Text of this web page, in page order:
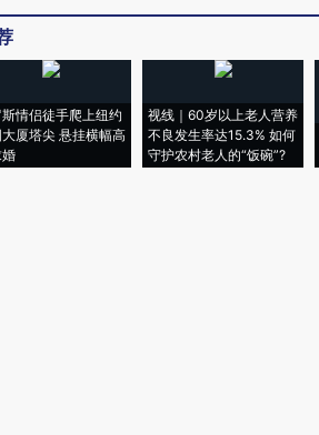
情侣徒手爬上纽约
厦塔尖 悬挂横幅高
婚
视线｜60岁以上老人营养
不良发生率达15.3% 如何
守护农村老人的“饭碗”?